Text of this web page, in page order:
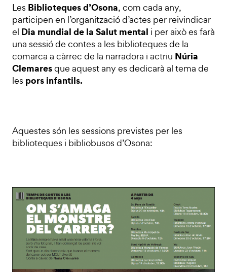
Les Biblioteques d’Osona, com cada any,
participen en l’organització d’actes per reivindicar
el Dia mundial de la Salut mental i per això es farà
una sessió de contes a les biblioteques de la
comarca a càrrec de la narradora i actriu Núria
Clemaresque aquest any es dedicarà al tema de
les pors infantils.
Aquestes són les sessions previstes per les
biblioteques i bibliobusos d’Osona: